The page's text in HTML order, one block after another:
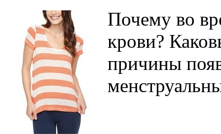
Почему во
крови?
причины